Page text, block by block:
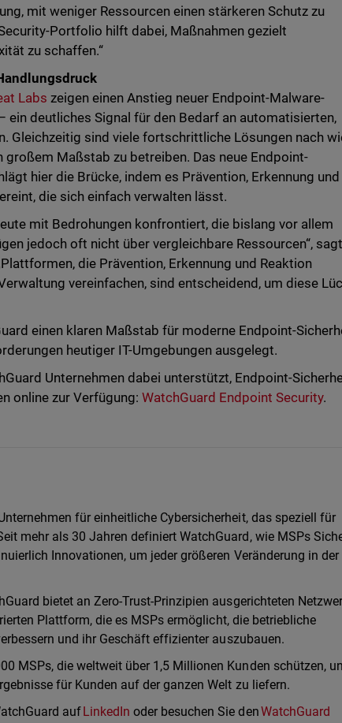
mit weniger Ressourcen einen stärkeren Schutz zu
Portfolio hilft dabei, Maßnahmen gezielt
zu schaffen.“
Labs zeigen einen Anstieg neuer Endpoint-Malware-
ein deutliches Signal für den Bedarf an automatisierten,
Gleichzeitig sind viele fortschrittliche Lösungen nach
Maßstab zu betreiben. Das neue Endpoint-
hier die Brücke, indem es Prävention, Erkennung und
die sich einfach verwalten lässt.
mit Bedrohungen konfrontiert, die bislang vor allem
jedoch oft nicht über vergleichbare Ressourcen“, sagt
die Prävention, Erkennung und Reaktion
vereinfachen, sind entscheidend, um diese
einen klaren Maßstab für moderne Endpoint-
heutiger IT-Umgebungen ausgelegt.
Unternehmen dabei unterstützt, Endpoint-
online zur Verfügung:WatchGuard Endpoint Security.
für einheitliche Cybersicherheit, das speziell für
mehr als 30 Jahren definiert WatchGuard, wie MSPs
Innovationen, um jeder größeren Veränderung in der
bietet an Zero-Trust-Prinzipien ausgerichteten
Plattform, die es MSPs ermöglicht, die betriebliche
und ihr Geschäft effizienter auszubauen.
MSPs, die weltweit über 1,5 Millionen Kunden schützen,
für Kunden auf der ganzen Welt zu liefern.
aufLinkedIn oder besuchen Sie denWatchGuard